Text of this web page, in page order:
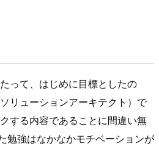
って、はじめに目標としたの
リューションアーキテクト）で
する内容であることに間違い無
勉強はなかなかモチベーションが